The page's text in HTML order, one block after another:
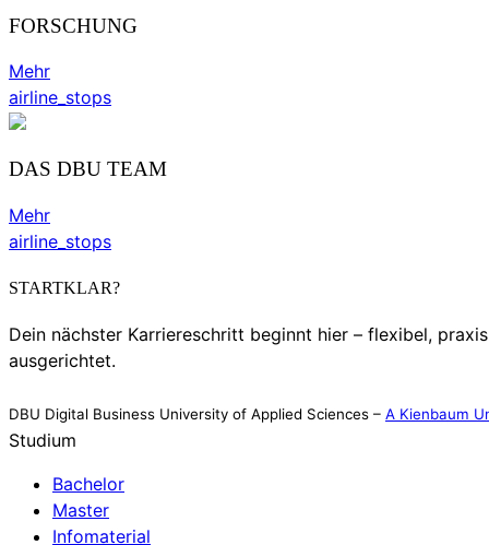
FORSCHUNG
Mehr
airline_stops
DAS DBU TEAM
Mehr
airline_stops
STARTKLAR?
Dein nächster Karriereschritt beginnt hier – flexibel,
ausgerichtet.
DBU Digital Business University of Applied Sciences – A Kienbaum
Studium
Bachelor
Master
Infomaterial